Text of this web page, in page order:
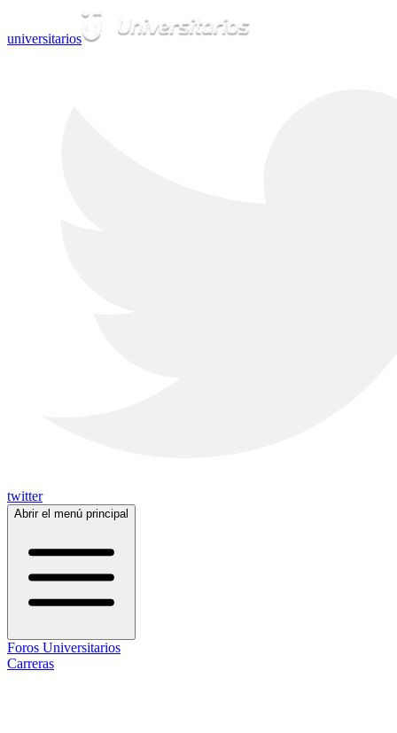
universitarios
twitter
Abrir el menú principal
Foros Universitarios
Carreras